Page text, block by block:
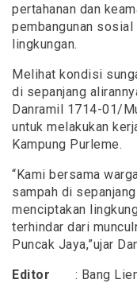
pertahanan dan
pembangunan
lingkungan.
Melihat kondisi
di sepanjang
Danramil 1714-01/
untuk melakukan
Kampung Purleme.
“Kami bersama
sampah di
menciptakan
terhindar dari
Puncak Jaya,”ujar
Editor : Bang